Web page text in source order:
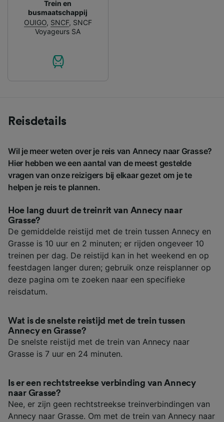
Trein en
busmaatschappij
OUIGO, SNCF, SNCF
Voyageurs SA
Reisdetails
Wil je meer weten over je reis van Annecy naar Grasse?
Hier hebben we een aantal van de meest gestelde
vragen van onze reizigers bij elkaar gezet om je te
helpen je reis te plannen.
Hoe lang duurt de treinrit van Annecy naar
Grasse?
De gemiddelde reistijd met de trein tussen Annecy en
Grasse is 10 uur en 2 minuten; er rijden ongeveer 10
treinen per dag. De reistijd kan in het weekend en op
feestdagen langer duren; gebruik onze reisplanner op
deze pagina om te zoeken naar een specifieke
reisdatum.
Wat is de snelste reistijd met de trein tussen
Annecy en Grasse?
De snelste reistijd met de trein van Annecy naar
Grasse is 7 uur en 24 minuten.
Is er een rechtstreekse verbinding van Annecy
naar Grasse?
Nee, er zijn geen rechtstreekse treinverbindingen van
Annecy naar Grasse. Om met de trein van Annecy naar